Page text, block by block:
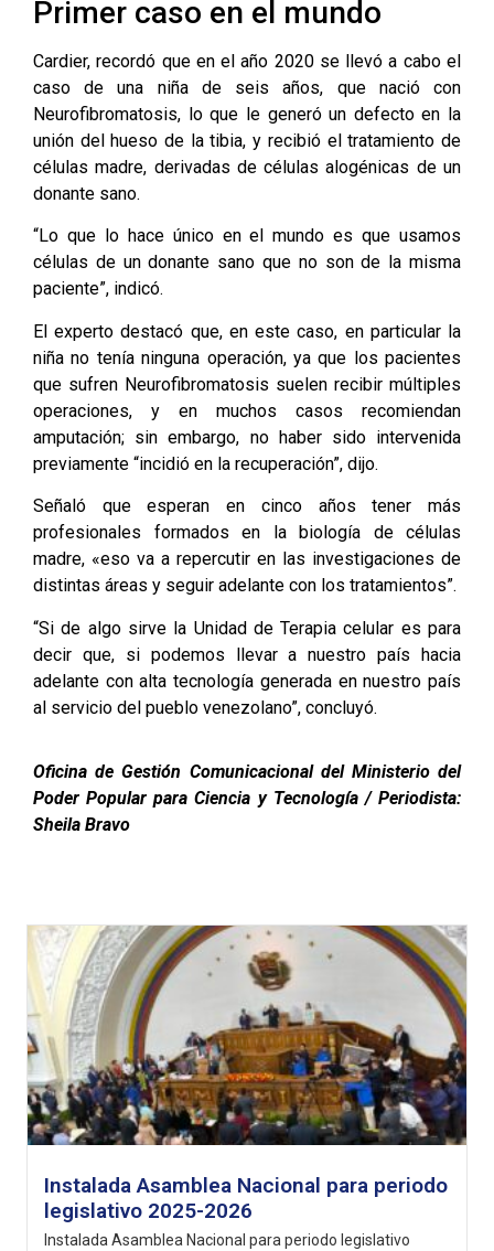
Primer caso en el mundo
Cardier, recordó que en el año 2020 se llevó a cabo el
caso de una niña de seis años, que nació con
Neurofibromatosis, lo que le generó un defecto en la
unión del hueso de la tibia, y recibió el tratamiento de
células madre, derivadas de células alogénicas de un
donante sano.
“Lo que lo hace único en el mundo es que usamos
células de un donante sano que no son de la misma
paciente”, indicó.
El experto destacó que, en este caso, en particular la
niña no tenía ninguna operación, ya que los pacientes
que sufren Neurofibromatosis suelen recibir múltiples
operaciones, y en muchos casos recomiendan
amputación; sin embargo, no haber sido intervenida
previamente “incidió en la recuperación”, dijo.
Señaló que esperan en cinco años tener más
profesionales formados en la biología de células
madre, «eso va a repercutir en las investigaciones de
distintas áreas y seguir adelante con los tratamientos”.
“Si de algo sirve la Unidad de Terapia celular es para
decir que, si podemos llevar a nuestro país hacia
adelante con alta tecnología generada en nuestro país
al servicio del pueblo venezolano”, concluyó.
Oficina de Gestión Comunicacional del Ministerio del
Poder Popular para Ciencia y Tecnología / Periodista:
Sheila Bravo
Instalada Asamblea Nacional para periodo
legislativo 2025-2026
Instalada Asamblea Nacional para periodo legislativo